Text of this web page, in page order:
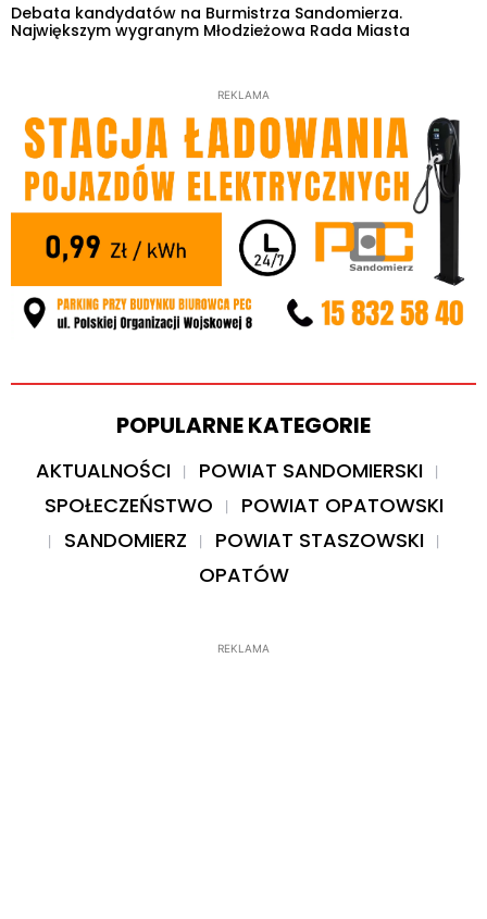
Debata kandydatów na Burmistrza Sandomierza.
Największym wygranym Młodzieżowa Rada Miasta
REKLAMA
POPULARNE KATEGORIE
AKTUALNOŚCI
POWIAT SANDOMIERSKI
SPOŁECZEŃSTWO
POWIAT OPATOWSKI
SANDOMIERZ
POWIAT STASZOWSKI
OPATÓW
REKLAMA